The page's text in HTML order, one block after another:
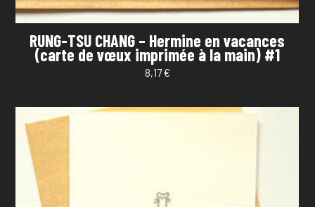
RUNG-TSU CHANG – Hermine en vacances
(carte de vœux imprimée à la main) #1
8,17€